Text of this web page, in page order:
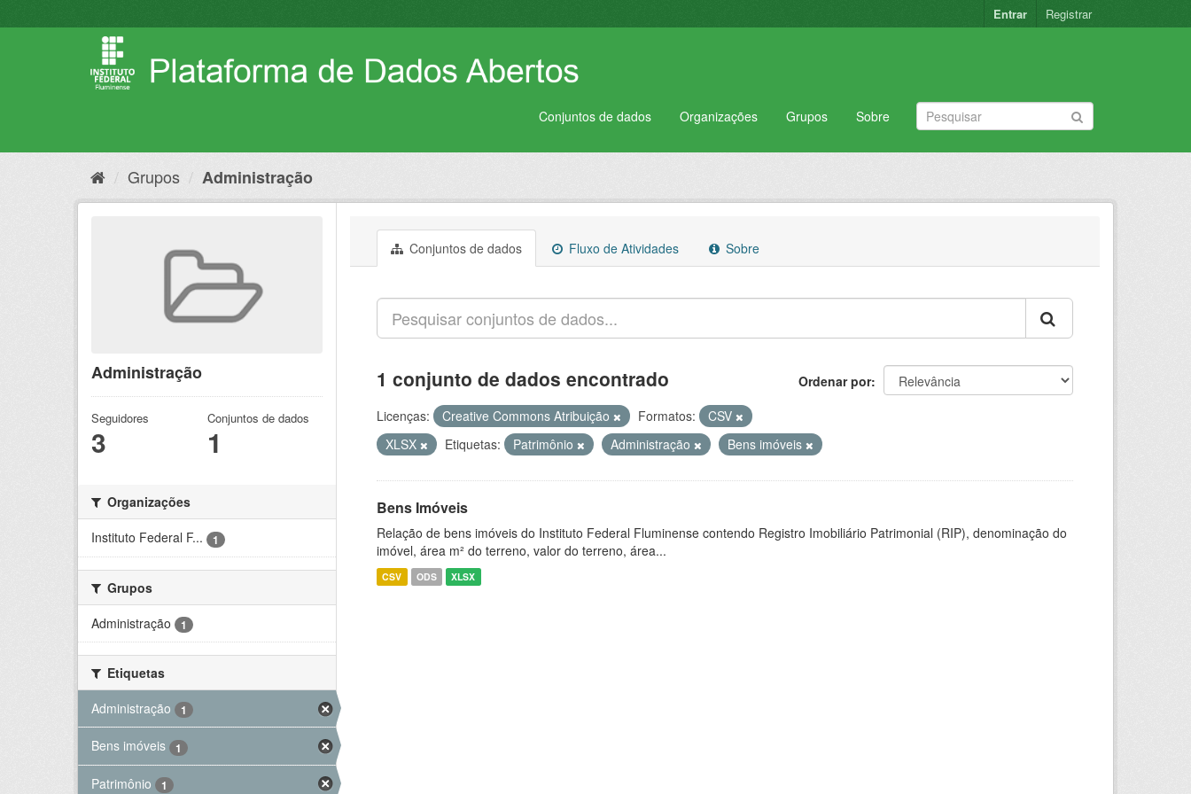
para
Entrar Registrar
Conjuntos de dados Organizações Grupos Sobre
Grupos Administração
Administração
Seguidores
3
Conjuntos de dados
1
Organizações
Instituto Federal F...
1
Grupos
Administração
1
Etiquetas
Administração
1
Bens imóveis 1
Patrimônio 1
Conjuntos de dados Fluxo de Atividades Sobre
Ordenar por
1 conjunto de dados encontrado
Licenças: Creative Commons Atribuição Formatos:
CSV
XLSX
Etiquetas: Patrimônio Administração Bens imóveis
Bens Imóveis
Relação de bens imóveis do Instituto Federal Fluminense contendo Registro Imobiliário Patrimonial (RIP), denominação do
imóvel, área m² do terreno, valor do terreno, área...
CSV ODS XLSX